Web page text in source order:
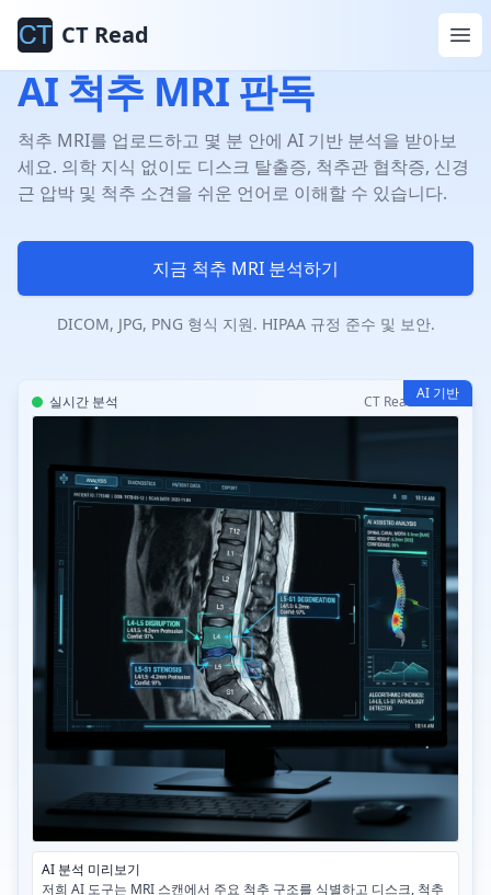
CT Read
AI 척추 MRI 판독
척추 MRI를 업로드하고 몇 분 안에 AI 기반 분석을 받아보
세요. 의학 지식 없이도 디스크 탈출증, 척추관 협착증, 신경
근 압박 및 척추 소견을 쉬운 언어로 이해할 수 있습니다.
지금 척추 MRI 분석하기
DICOM, JPG, PNG 형식 지원. HIPAA 규정 준수 및 보안.
AI 기반
실시간 분석 CT Read AI v2.0
AI 분석 미리보기
저희 AI 도구는 MRI 스캔에서 주요 척추 구조를 식별하고 디스크, 척추